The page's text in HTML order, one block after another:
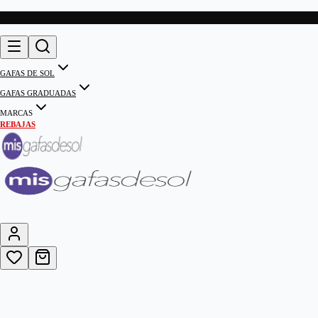
GAFAS DE SOL
GAFAS GRADUADAS
MARCAS
REBAJAS